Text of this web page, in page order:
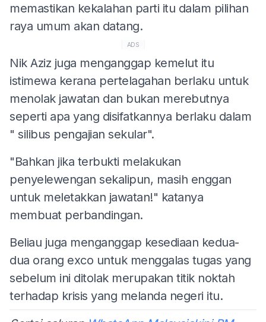
memastikan kekalahan parti itu dalam pilihan
raya umum akan datang.
ADS
Nik Aziz juga menganggap kemelut itu
istimewa kerana pertelagahan berlaku untuk
menolak jawatan dan bukan merebutnya
seperti apa yang disifatkannya berlaku dalam
" silibus pengajian sekular".
"Bahkan jika terbukti melakukan
penyelewengan sekalipun, masih enggan
untuk meletakkan jawatan!" katanya
membuat perbandingan.
Beliau juga menganggap kesediaan kedua-
dua orang exco untuk menggalas tugas yang
sebelum ini ditolak merupakan titik noktah
terhadap krisis yang melanda negeri itu.